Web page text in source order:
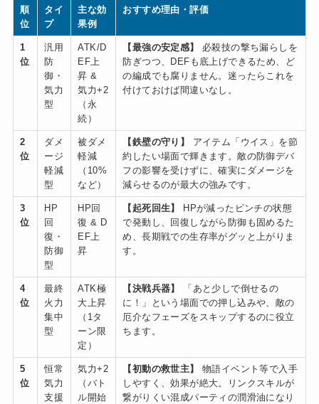
順
位
タイ
プ
主な効
果例
おすすめ理由・評価
1
位
汎用
防
御・
気力
型
ATK/D
EF上
昇 &
気力+2
（永
続）
【最強の安定感】
必殺技の撃ち漏らしを
防ぎつつ、DEFも底上げできるため、ど
の編成でも腐りません。迷ったらこれを
付けておけば間違いなし。
2
位
ダメ
ージ
軽減
型
被ダメ
軽減
（10%
など）
【鉄壁の守り】
アイテム「ウイス」を節
約したい場面で輝きます。敵の防御デバ
フの影響を受けずに、確実にダメージを
減らせるのが最大の強みです。
3
位
HP
回
復・
防御
型
HP回
復 & D
EF上
昇
【起死回生】
HPが減ったピンチの状態
で発動し、回復しながら防御も固めるた
め、長期戦での生存率がグッと上がりま
す。
4
位
最終
火力
集中
型
ATK極
大上昇
（1タ
ーン限
定）
【決戦兵器】
「あと少しで倒せるの
に！」という場面での押し込みや、敵の
厄介なフェーズをスキップするのに役立
ちます。
5
位
恒常
気力
支援
気力+2
（バト
ル開始
【初動の救世主】
物語イベント等で入手
しやすく、効果が絶大。リンクスキルが
繋がりくい混成パーティの潤滑油になり